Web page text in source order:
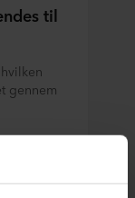
til
gennem